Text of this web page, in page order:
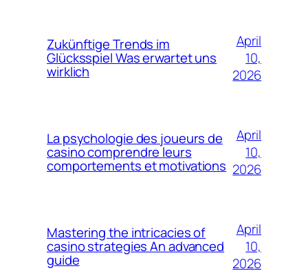
Zukünftige Trends im
Glücksspiel Was erwartet uns
wirklich
April
10,
2026
La psychologie des joueurs de
casino comprendre leurs
comportements et motivations
April
10,
2026
Mastering the intricacies of
casino strategies An advanced
guide
April
10,
2026